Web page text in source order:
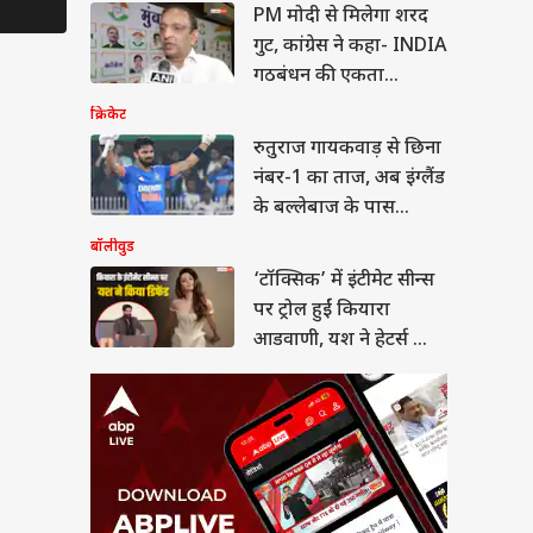
PM मोदी से मिलेगा शरद
गुट, कांग्रेस ने कहा- INDIA
गठबंधन की एकता...
क्रिकेट
रुतुराज गायकवाड़ से छिना
नंबर-1 का ताज, अब इंग्लैंड
के बल्लेबाज के पास
बॉलीवुड
‘टॉक्सिक’ में इंटीमेट सीन्स
पर ट्रोल हुईं कियारा
आडवाणी, यश ने हेटर्स को
दिया जवाब
हुईं कियारा
यश ने हेटर्स को
के 13 साल बाद मिली
2 बच्चों की मां बनीं